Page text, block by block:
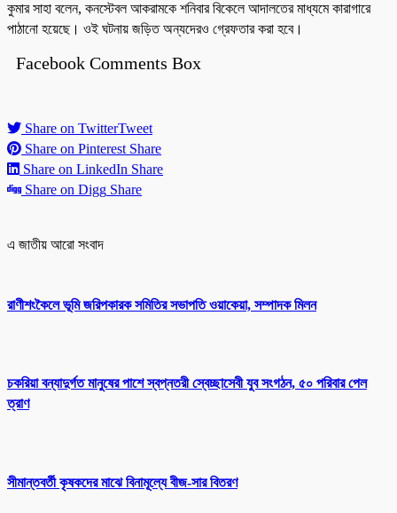
কুমার সাহা বলেন, কনস্টেবল আকরামকে শনিবার বিকেলে আদালতের মাধ্যমে কারাগারে
পাঠানো হয়েছে। ওই ঘটনায় জড়িত অন্যদেরও গ্রেফতার করা হবে।
Facebook Comments Box
Share on TwitterTweet
Share on Pinterest Share
Share on LinkedIn Share
Share on Digg Share
এ জাতীয় আরো সংবাদ
রাণীশংকৈলে ভূমি জরিপকারক সমিতির সভাপতি ওয়াকেয়া, সম্পাদক মিলন
চকরিয়া বন্যাদুর্গত মানুষের পাশে স্বপ্নতরী স্বেচ্ছাসেবী যুব সংগঠন, ৫০ পরিবার পেল
ত্রাণ
সীমান্তবর্তী কৃষকদের মাঝে বিনামূল্যে বীজ-সার বিতরণ